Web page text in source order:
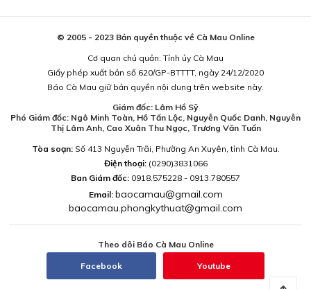
© 2005 - 2023 Bản quyền thuộc về Cà Mau Online
Cơ quan chủ quản: Tỉnh ủy Cà Mau
Giấy phép xuất bản số 620/GP-BTTTT, ngày 24/12/2020
Báo Cà Mau giữ bản quyền nội dung trên website này.
Giám đốc: Lâm Hồ Sỹ
Phó Giám đốc: Ngô Minh Toàn, Hồ Tấn Lộc, Nguyễn Quốc Danh, Nguyễn
Thị Lâm Anh, Cao Xuân Thu Ngọc, Trương Văn Tuấn
Tòa soạn:Số 413 Nguyễn Trãi, Phường An Xuyên, tỉnh Cà Mau.
Điện thoại: (0290)3831066
Ban Giám đốc: 0918.575228 - 0913.780557
Email: baocamau@gmail.com
baocamau.phongkythuat@gmail.com
Theo dõi Báo Cà Mau Online
Facebook Youtube